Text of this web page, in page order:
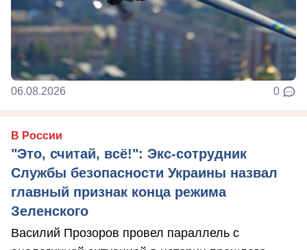
06.08.2026 0
В России
"Это, считай, всё!": Экс-сотрудник
Службы безопасности Украины назвал
главный признак конца режима
Зеленского
Василий Прозоров провел параллель с